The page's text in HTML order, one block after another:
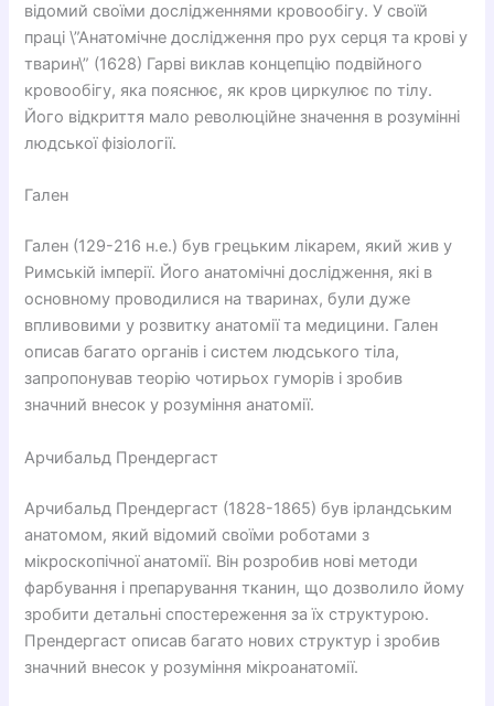
відомий своїми дослідженнями кровообігу. У своїй
праці \”Анатомічне дослідження про рух серця та крові у
тварин\” (1628) Гарві виклав концепцію подвійного
кровообігу, яка пояснює, як кров циркулює по тілу.
Його відкриття мало революційне значення в розумінні
людської фізіології.
Гален
Гален (129-216 н.е.) був грецьким лікарем, який жив у
Римській імперії. Його анатомічні дослідження, які в
основному проводилися на тваринах, були дуже
впливовими у розвитку анатомії та медицини. Гален
описав багато органів і систем людського тіла,
запропонував теорію чотирьох гуморів і зробив
значний внесок у розуміння анатомії.
Арчибальд Прендергаст
Арчибальд Прендергаст (1828-1865) був ірландським
анатомом, який відомий своїми роботами з
мікроскопічної анатомії. Він розробив нові методи
фарбування і препарування тканин, що дозволило йому
зробити детальні спостереження за їх структурою.
Прендергаст описав багато нових структур і зробив
значний внесок у розуміння мікроанатомії.